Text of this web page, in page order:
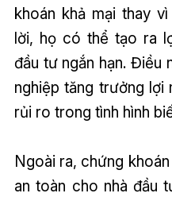
khoán khả mại thay
lời, họ có thể tạo ra
đầu tư ngắn hạn. Điều
nghiệp tăng trưởng lợi
rủi ro trong tình hình
Ngoài ra, chứng
an toàn cho nhà đầu